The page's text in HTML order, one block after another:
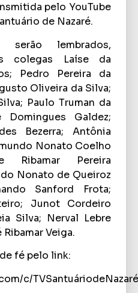
pelo YouTube
de Nazaré.
lembrados,
colegas Laíse da
Pedro Pereira da
Oliveira da Silva;
Paulo Truman da
Galdez;
Bezerra; Antônia
Nonato Coelho
Ribamar Pereira
Nonato de Queiroz
Sanford Frota;
Junot Cordeiro
Silva; Nerval Lebre
Veiga.
fé pelo link:
c/TVSantuáriodeNazaré